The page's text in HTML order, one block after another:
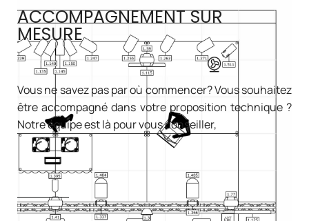
ACCOMPAGNEMENT SUR
MESURE
Vous ne savez pas par où commencer? Vous souhaitez
être accompagné dans votre proposition technique ?
Notre équipe est là pour vous conseiller,